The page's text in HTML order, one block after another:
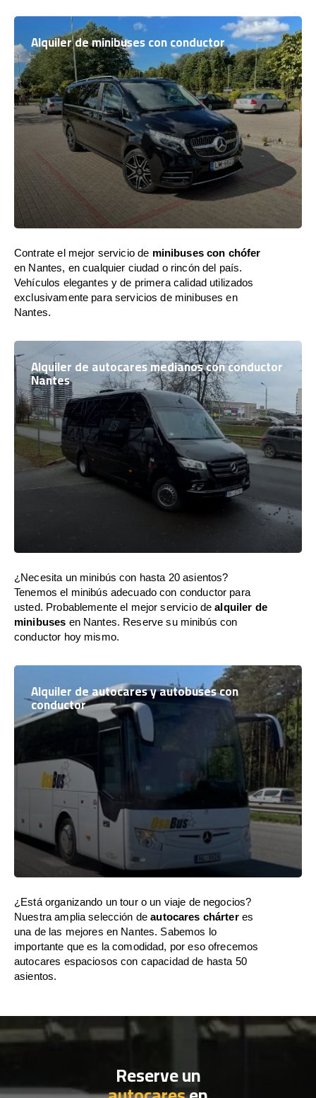
Alquiler de minibuses con conductor
Contrate el mejor servicio de minibuses con chófer
en Nantes, en cualquier ciudad o rincón del país.
Vehículos elegantes y de primera calidad utilizados
exclusivamente para servicios de minibuses en
Nantes.
Alquiler de autocares medianos con conductor
Nantes
¿Necesita un minibús con hasta 20 asientos?
Tenemos el minibús adecuado con conductor para
usted. Probablemente el mejor servicio dealquiler de
minibuses en Nantes. Reserve su minibús con
conductor hoy mismo.
Alquiler de autocares y autobuses con
conductor
¿Está organizando un tour o un viaje de negocios?
Nuestra amplia selección deautocares chárteres
una de las mejores en Nantes. Sabemos lo
importante que es la comodidad, por eso ofrecemos
autocares espaciosos con capacidad de hasta 50
asientos.
Reserve un